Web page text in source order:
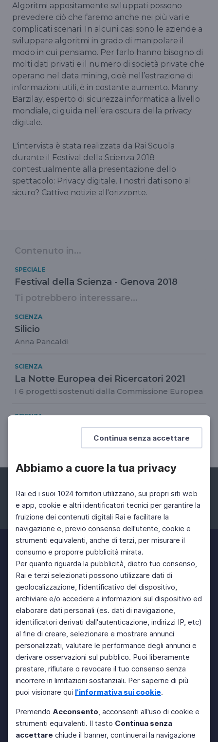
Continua senza accettare
Abbiamo a cuore la tua privacy
Rai ed i suoi 1024 fornitori utilizzano, sui propri siti web
e app, cookie e altri identificatori tecnici per garantire la
fruizione dei contenuti digitali Rai e facilitare la
navigazione e, previo consenso dell'utente, cookie e
strumenti equivalenti, anche di terzi, per misurare il
consumo e proporre pubblicità mirata.
Per quanto riguarda la pubblicità, dietro tuo consenso,
Rai e terzi selezionati possono utilizzare dati di
geolocalizzazione, l'identificativo del dispositivo,
archiviare e/o accedere a informazioni sul dispositivo ed
elaborare dati personali (es. dati di navigazione,
identificatori derivati dall'autenticazione, indirizzi IP, etc)
al fine di creare, selezionare e mostrare annunci
personalizzati, valutare le performance degli annunci e
derivare osservazioni sul pubblico. Puoi liberamente
prestare, rifiutare o revocare il tuo consenso senza
incorrere in limitazioni sostanziali. Per saperne di più
puoi visionare qui l'informativa sui cookie.
Premendo Acconsento, acconsenti all'uso di cookie e
strumenti equivalenti. Il tasto Continua senza
accettare chiude il banner, continuerai la navigazione
Algoritmi appositamente sviluppati possono
prevedere ciò che faremo anche nei più vari e
complicati scenari. In alcuni casi sono le aziende a
sviluppare algoritmi in grado di manipolare il
modo in cui pensiamo. Per farlo hanno bisogno di
molti dati privati e il numero di società private che
operano nel data mining, cioè nell’estrazione di
informazioni utili, è in costante aumento. Manny
Barzilay, esperto di sicurezza informatica a livello
mondiale, ci guida nell’era oscura della privacy
digitale.
L'intervista è stata realizzata da Rai Scuola
durante il Festival della Scienza 2018
contestualmente alla presentazione dello
spettacolo: Privacy digitale. I nostri dati sono al
sicuro? Cattive notizie all'orizzonte.
Contenuto in...
SPECIALE
Festival della Scienza - Genova 2018
Ti potrebbero interessare...
SCIENZA
Silicio
Anna Pancaldi
SCIENZA
La Notte Europea dei Ricercatori 2021
I 6 progetti sostenuti dalla Commissione Europea
SCIENZA
Giovanni Caprara: un villaggio sulla luna
Dal Festival della scienza di Genova 2019
Facebook Instagram Twitter